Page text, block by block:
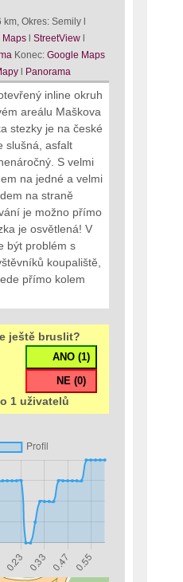
Okres: Semily l
Mapsl StreetViewl
Konec: Google Maps
l Panorama
inline okruh
areálu Maškova
stezky je na české
slušná, asfalt
S velmi
na jedné a velmi
na straně
je možno přímo
je osvětlená! V
být problém s
koupaliště,
přímo kolem
ještě bruslit?
1 uživatelů